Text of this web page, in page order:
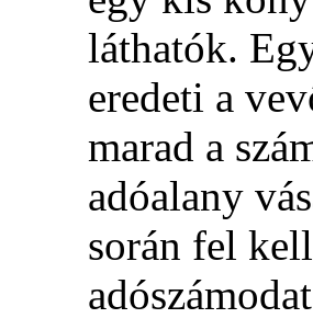
láthatók.
eredeti a
marad a
adóalany
során fel